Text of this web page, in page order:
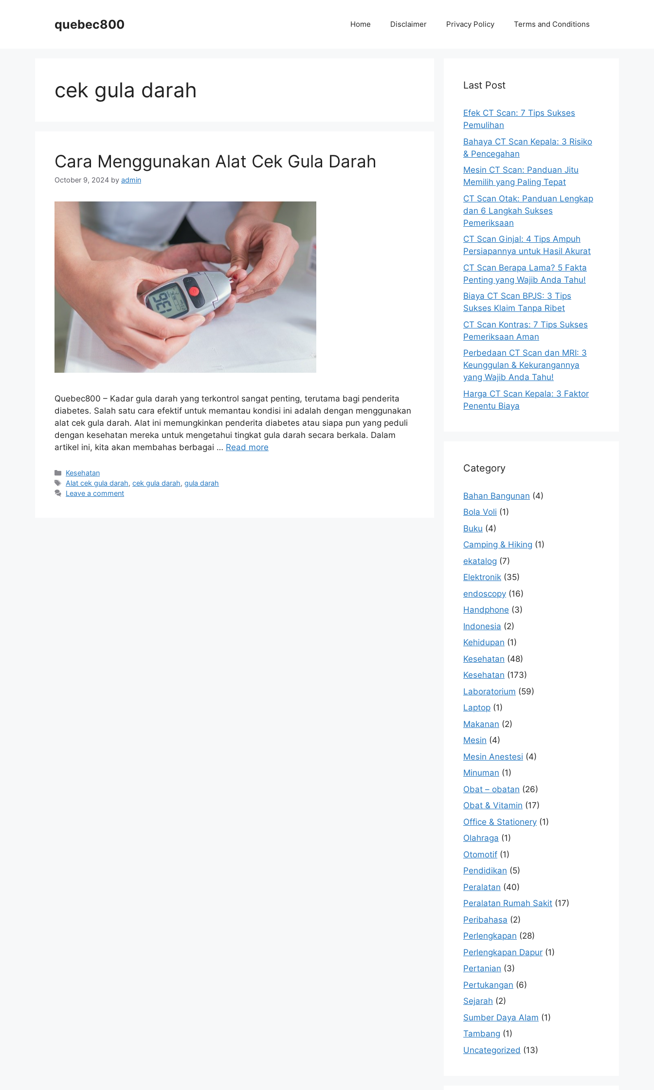
quebec800 Home Disclaimer Privacy Policy Terms and Conditions
cek gula darah
Cara Menggunakan Alat Cek Gula Darah
October 9, 2024 by admin
Quebec800 – Kadar gula darah yang terkontrol sangat penting, terutama bagi penderita
diabetes. Salah satu cara efektif untuk memantau kondisi ini adalah dengan menggunakan
alat cek gula darah. Alat ini memungkinkan penderita diabetes atau siapa pun yang peduli
dengan kesehatan mereka untuk mengetahui tingkat gula darah secara berkala. Dalam
artikel ini, kita akan membahas berbagai … Read more
Categories
Kesehatan
Tags
Alat cek gula darah,cek gula darah,gula darah
Leave a comment
Last Post
Efek CT Scan: 7 Tips Sukses
Pemulihan
Bahaya CT Scan Kepala: 3 Risiko
& Pencegahan
Mesin CT Scan: Panduan Jitu
Memilih yang Paling Tepat
CT Scan Otak: Panduan Lengkap
dan 6 Langkah Sukses
Pemeriksaan
CT Scan Ginjal: 4 Tips Ampuh
Persiapannya untuk Hasil Akurat
CT Scan Berapa Lama? 5 Fakta
Penting yang Wajib Anda Tahu!
Biaya CT Scan BPJS: 3 Tips
Sukses Klaim Tanpa Ribet
CT Scan Kontras: 7 Tips Sukses
Pemeriksaan Aman
Perbedaan CT Scan dan MRI: 3
Keunggulan & Kekurangannya
yang Wajib Anda Tahu!
Harga CT Scan Kepala: 3 Faktor
Penentu Biaya
Category
Bahan Bangunan (4)
Bola Voli (1)
Buku (4)
Camping & Hiking (1)
ekatalog (7)
Elektronik (35)
endoscopy (16)
Handphone (3)
Indonesia (2)
Kehidupan (1)
Kesehatan (48)
Kesehatan (173)
Laboratorium (59)
Laptop (1)
Makanan (2)
Mesin (4)
Mesin Anestesi (4)
Minuman (1)
Obat – obatan (26)
Obat & Vitamin (17)
Office & Stationery (1)
Olahraga (1)
Otomotif (1)
Pendidikan (5)
Peralatan (40)
Peralatan Rumah Sakit (17)
Peribahasa (2)
Perlengkapan (28)
Perlengkapan Dapur (1)
Pertanian (3)
Pertukangan (6)
Sejarah (2)
Sumber Daya Alam (1)
Tambang (1)
Uncategorized (13)